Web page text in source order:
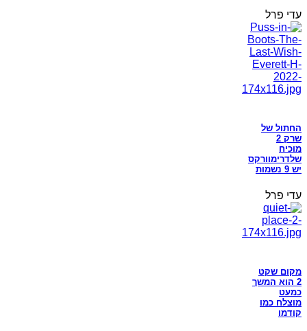
עדי פרל
החתול של
שרק 2
מוכיח
שלדרימוורקס
יש 9 נשמות
עדי פרל
מקום שקט
2 הוא המשך
כמעט
מוצלח כמו
קודמו